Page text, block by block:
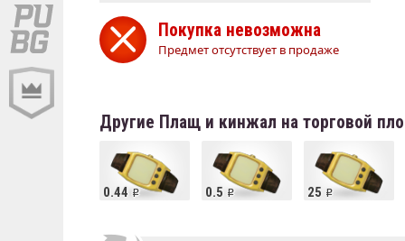
Покупка невозможна
Предмет отсутствует в продаже
Другие Плащ и кинжал на торговой
0.44 0.5 25